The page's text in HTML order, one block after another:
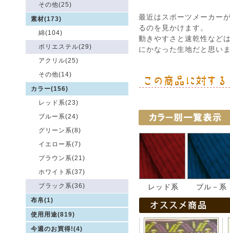
その他(25)
素材(173)
綿(104)
ポリエステル(29)
アクリル(25)
その他(14)
カラー(156)
レッド系(23)
ブルー系(24)
グリーン系(8)
イエロー系(7)
ブラウン系(21)
ホワイト系(37)
ブラック系(36)
布帛(1)
使用用途(819)
今週のお買得!(4)
最近はスポーツメーカー
るのを見かけます。
動きやすさと速乾性など
にかなった生地だと思い
レッド系 ブル－系